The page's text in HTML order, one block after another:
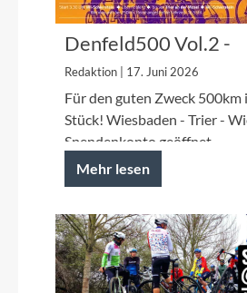
Woom
Zipp
Denfeld500 Vol.2 -
Spendenfahrt 2026
Kinderkrebshilfe
Redaktion | 17. Juni 2026
Für den guten Zweck 500km
Stück! Wiesbaden - Trier -
Spendenkonto geöffnet.
Mehr lesen